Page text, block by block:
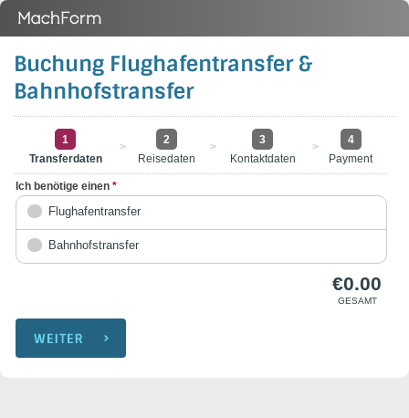
Buchung Flughafentransfer &
Bahnhofstransfer
1
Transferdaten
>
2
Reisedaten
>
3
Kontaktdaten
>
4
Payment
Ich benötige einen *
Flughafentransfer
Bahnhofstransfer
€0.00
GESAMT